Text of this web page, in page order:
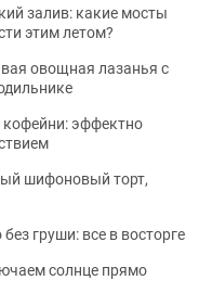
залив: какие мосты
этим летом?
овощная лазанья с
кофейни: эффектно
шифоновый торт,
груши: все в восторге
солнце прямо